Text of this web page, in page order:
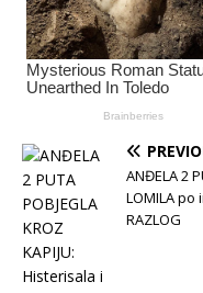
ANĐELA 2
LOMILA
RAZLOG